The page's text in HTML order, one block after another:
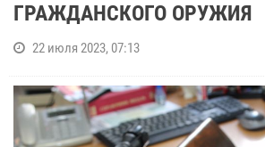
ГРАЖДАНСКОГО ОРУЖИЯ
22 июля 2023, 07:13